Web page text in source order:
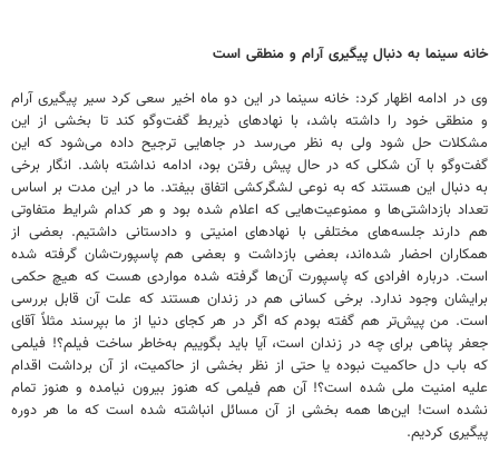
خانه سینما به دنبال پیگیری آرام و منطقی است
وی در ادامه اظهار کرد: خانه سینما در این دو ماه اخیر سعی کرد سیر پیگیری آرام
و منطقی خود را داشته باشد، با نهادهای ذیربط گفت‌وگو کند تا بخشی از این
مشکلات حل شود ولی به نظر می‌رسد در جاهایی ترجیح داده می‌شود که این
گفت‌وگو با آن شکلی که در حال پیش رفتن بود، ادامه نداشته باشد. انگار برخی
به دنبال این هستند که به نوعی لشگرکشی اتفاق بیفتد. ما در این مدت بر اساس
تعداد بازداشتی‌ها و ممنوعیت‌هایی که اعلام شده بود و هر کدام شرایط متفاوتی
هم دارند جلسه‌های مختلفی با نهادهای امنیتی و دادستانی داشتیم. بعضی از
همکاران احضار شده‌اند، بعضی بازداشت و بعضی هم پاسپورت‌شان گرفته شده
است. درباره افرادی که پاسپورت آن‌ها گرفته شده مواردی هست که هیچ حکمی
برایشان وجود ندارد. برخی کسانی هم در زندان هستند که علت آن قابل بررسی
است. من پیش‌تر هم گفته بودم که اگر در هر کجای دنیا از ما بپرسند مثلاً آقای
جعفر پناهی برای چه در زندان است، آیا باید بگوییم به‌خاطر ساخت فیلم؟! فیلمی
که باب دل حاکمیت نبوده یا حتی از نظر بخشی از حاکمیت، از آن برداشت اقدام
علیه امنیت ملی شده است؟! آن هم فیلمی که هنوز بیرون نیامده و هنوز تمام
نشده است! این‌ها همه بخشی از آن مسائل انباشته شده است که ما هر دوره
پیگیری کردیم.